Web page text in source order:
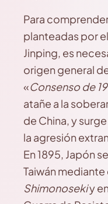
Para
planteadas por
Jinping, es
origen general
«Consenso de
atañe a la
de China, y
la agresión
En 1895, Japón
Taiwán
Shimonosekiy